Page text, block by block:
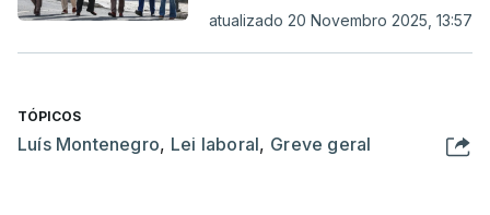
atualizado 20 Novembro 2025, 13:57
TÓPICOS
Luís Montenegro, Lei laboral, Greve geral